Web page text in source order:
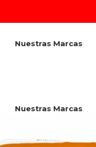
Nuestras Marcas
Nuestras Marcas